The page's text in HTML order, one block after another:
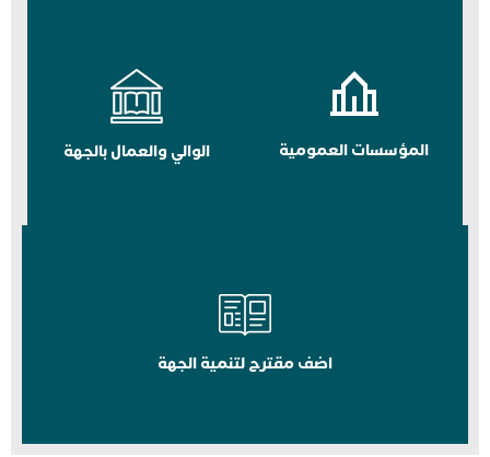
المؤسسات العمومية الوالي والعمال بالجهة
اضف مقترح لتنمية الجهة